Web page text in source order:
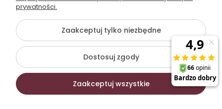
©2026 Wszelkie Prawa Zastrzeżone | Komfort Biuro - meble
biurowe
Szablon Flex byEcommercy
prywatności.
Zaakceptuj tylko niezbędne
Dostosuj zgody
Zaakceptuj wszystkie